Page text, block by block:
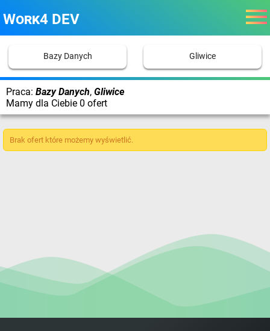
Work4 DEV
Bazy Danych Gliwice
Praca: Bazy Danych, Gliwice
Mamy dla Ciebie 0 ofert
Brak ofert które możemy wyświetlić.